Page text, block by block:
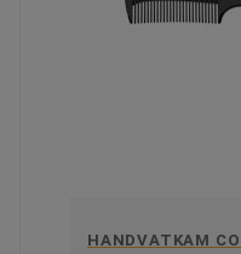
HANDVATKAM